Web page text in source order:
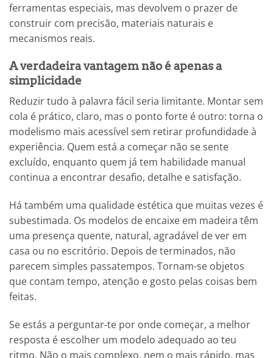
ferramentas especiais, mas devolvem o prazer de
construir com precisão, materiais naturais e
mecanismos reais.
A verdadeira vantagem não é apenas a
simplicidade
Reduzir tudo à palavra fácil seria limitante. Montar sem
cola é prático, claro, mas o ponto forte é outro: torna o
modelismo mais acessível sem retirar profundidade à
experiência. Quem está a começar não se sente
excluído, enquanto quem já tem habilidade manual
continua a encontrar desafio, detalhe e satisfação.
Há também uma qualidade estética que muitas vezes é
subestimada. Os modelos de encaixe em madeira têm
uma presença quente, natural, agradável de ver em
casa ou no escritório. Depois de terminados, não
parecem simples passatempos. Tornam-se objetos
que contam tempo, atenção e gosto pelas coisas bem
feitas.
Se estás a perguntar-te por onde começar, a melhor
resposta é escolher um modelo adequado ao teu
ritmo. Não o mais complexo, nem o mais rápido, mas